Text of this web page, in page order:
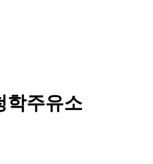
학주유소